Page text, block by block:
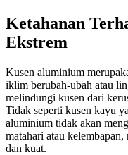
Ketahanan
Ekstrem
Kusen aluminium
iklim berubah-ubah atau
melindungi kusen dari
Tidak seperti kusen kayu
aluminium tidak akan
matahari atau
dan kuat.